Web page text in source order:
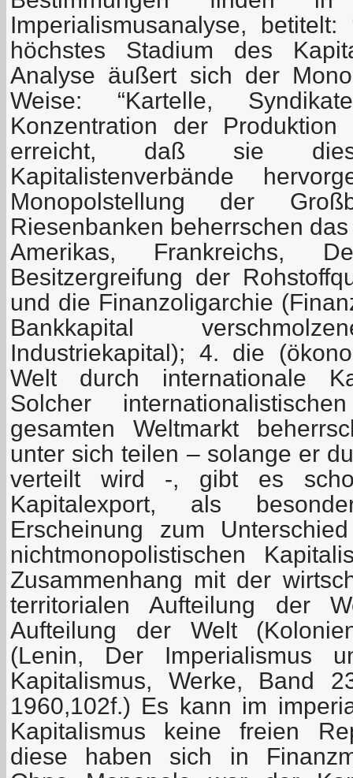
Imperialismusanalyse,
höchstes Stadium des
Analyse äußert sich der
Weise: “Kartelle,
Konzentration der
erreicht, daß sie diese
Kapitalistenverbände
Monopolstellung der
Riesenbanken beherrschen
Amerikas, Frankreichs,
Besitzergreifung der
und die Finanzoligarchie
Bankkapital
Industriekapital); 4. die
Welt durch internationale
Solcher
gesamten Weltmarkt
unter sich teilen – solange er
verteilt wird -, gibt es
Kapitalexport, als
Erscheinung zum
nichtmonopolistischen
Zusammenhang mit der
territorialen Aufteilung der
Aufteilung der Welt
(Lenin, Der Imperialismus
Kapitalismus, Werke, Band
1960,102f.) Es kann im
Kapitalismus keine freien
diese haben sich in